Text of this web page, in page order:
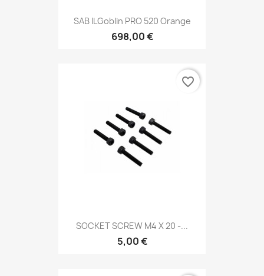
SAB ILGoblin PRO 520 Orange
698,00 €
SOCKET SCREW M4 X 20 -...
5,00 €
favorite_border